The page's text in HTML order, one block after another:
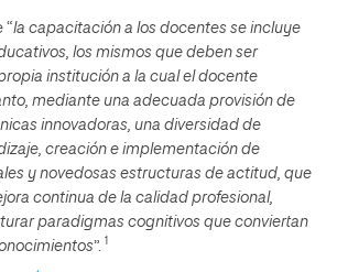
“la capacitación a los docentes se incluye
los mismos que deben ser
institución a la cual el docente
mediante una adecuada provisión de
innovadoras, una diversidad de
creación e implementación de
y novedosas estructuras de actitud, que
continua de la calidad profesional,
paradigmas cognitivos que conviertan
”. 1